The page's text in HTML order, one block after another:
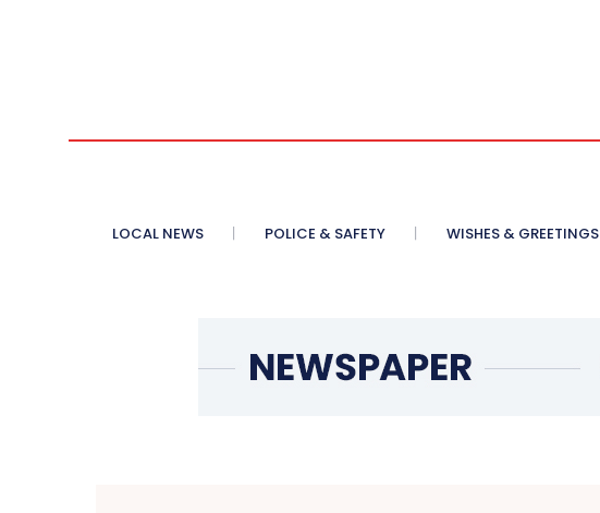
LOCAL NEWS POLICE & SAFETY WISHES & GREETINGS